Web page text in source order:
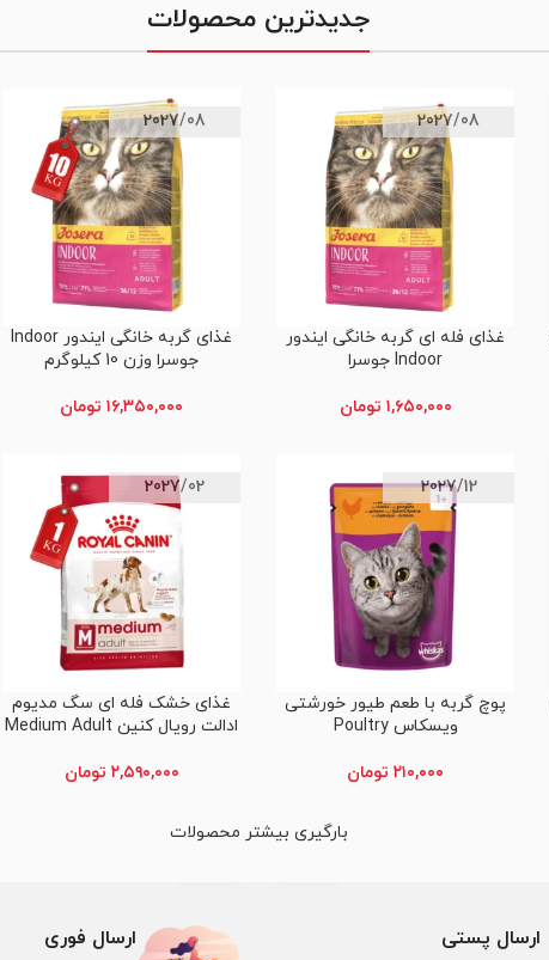
جدیدترین محصولات
2027/08
افزودن به سبد خرید
غذای فله ای گربه خانگی ایندور
Indoor جوسرا
۱,۶۵۰,۰۰۰ تومان
2027/08
افزودن به سبد خرید
غذای گربه خانگی ایندور Indoor
جوسرا وزن 10 کیلوگرم
۱۶,۳۵۰,۰۰۰ تومان
2027/12
افزودن به سبد خرید
پوچ گربه با طعم طیور خورشتی
ویسکاس Poultry
۲۱۰,۰۰۰ تومان
2027/02
افزودن به سبد خرید
غذای خشک فله ای سگ مدیوم
ادالت رویال کنین Medium Adult
۲,۵۹۰,۰۰۰ تومان
بارگیری بیشتر محصولات
ارسال فوری ارسال پستی